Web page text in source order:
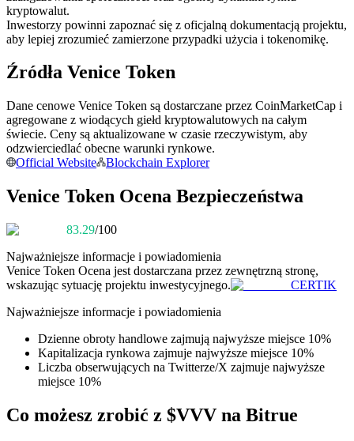
Zostań traderem kopiującym
Ciesz się podziałem zysków i prowizjami z kopiowania
transakcji
Informacja
Analiza Big Data, w tym informacje handlowe itp.
kryptowalut.
Inwestorzy powinni zapoznać się z oficjalną dokumentacją projektu,
aby lepiej zrozumieć zamierzone przypadki użycia i tokenomikę.
Źródła Venice Token
Dane cenowe Venice Token są dostarczane przez CoinMarketCap i
agregowane z wiodących giełd kryptowalutowych na całym
świecie. Ceny są aktualizowane w czasie rzeczywistym, aby
odzwierciedlać obecne warunki rynkowe.
Official Website
Blockchain Explorer
Venice Token Ocena Bezpieczeństwa
83.29/100
Najważniejsze informacje i powiadomienia
Venice Token Ocena jest dostarczana przez zewnętrzną stronę,
wskazując sytuację projektu inwestycyjnego.
CERTIK
Najważniejsze informacje i powiadomienia
Dzienne obroty handlowe zajmują najwyższe miejsce 10%
Kapitalizacja rynkowa zajmuje najwyższe miejsce 10%
Liczba obserwujących na Twitterze/X zajmuje najwyższe
miejsce 10%
Co możesz zrobić z $VVV na Bitrue